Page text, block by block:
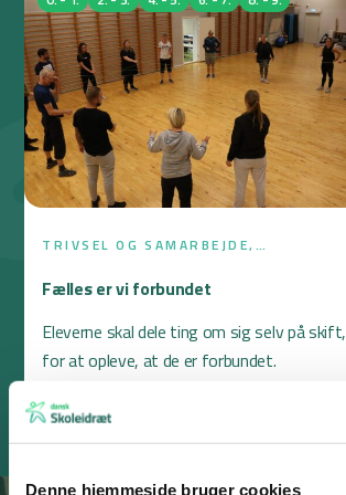
Denne hjemmeside bruger cookies
TRIVSEL OG SAMARBEJDE,
Fælles er vi forbundet
Eleverne skal dele ting om sig selv på skift,
for at opleve, at de er forbundet.